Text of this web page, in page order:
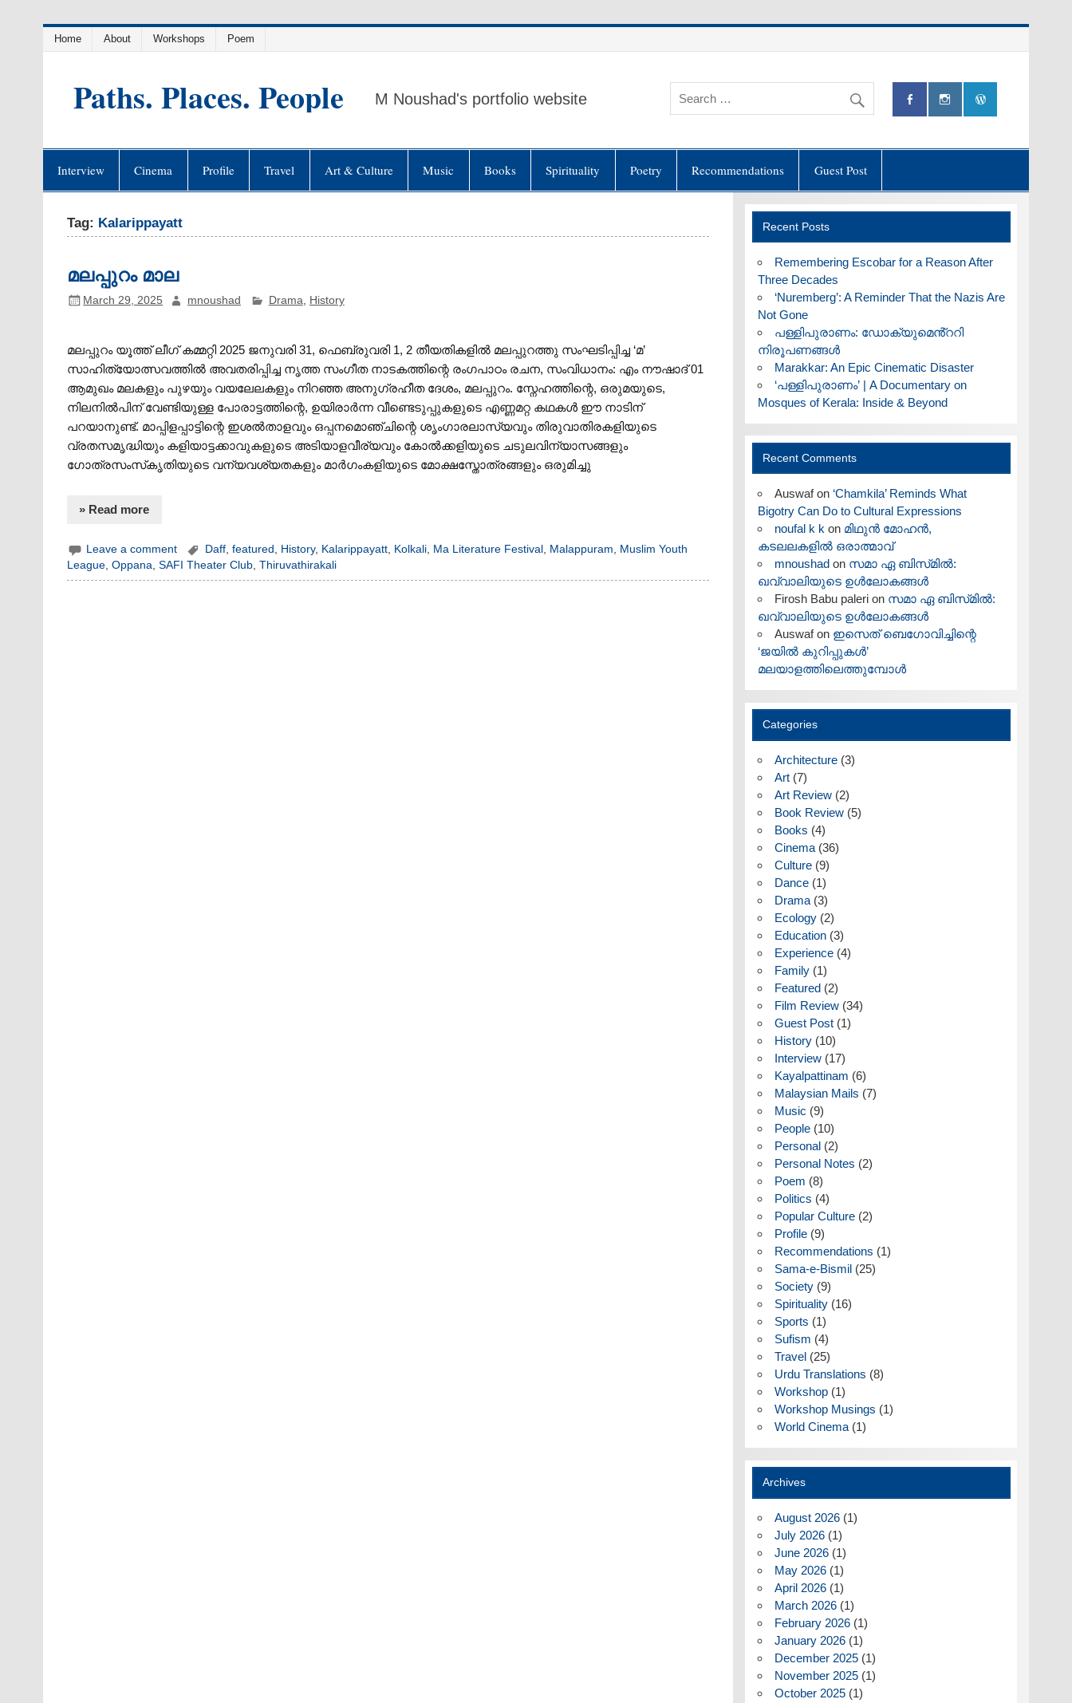
Home About Workshops Poem
Paths. Places. People M Noushad's portfolio website
Interview Cinema Profile Travel Art & Culture Music Books Spirituality Poetry Recommendations Guest Post
Tag: Kalarippayatt
മലപ്പുറം മാല
March 29, 2025 mnoushad Drama History
മലപ്പുറം യൂത്ത് ലീഗ് കമ്മറ്റി 2025 ജനുവരി 31, ഫെബ്രുവരി 1, 2 തീയതികളിൽ മലപ്പുറത്തു സംഘടിപ്പിച്ച ‘മ’
സാഹിത്യോത്സവത്തിൽ അവതരിപ്പിച്ച നൃത്ത സംഗീത നാടകത്തിന്റെ രംഗപാഠം രചന, സംവിധാനം: എം നൗഷാദ് 01
ആമുഖം മലകളും പുഴയും വയലേലകളും നിറഞ്ഞ അനുഗ്രഹീത ദേശം, മലപ്പുറം. സ്നേഹത്തിന്റെ, ഒരുമയുടെ,
നിലനിൽപിന് വേണ്ടിയുള്ള പോരാട്ടത്തിന്റെ, ഉയിരാർന്ന വീണ്ടെടുപ്പുകളുടെ എണ്ണമറ്റ കഥകൾ ഈ നാടിന്
പറയാനുണ്ട്. മാപ്പിളപ്പാട്ടിന്റെ ഇശൽതാളവും ഒപ്പനമൊഞ്ചിന്റെ ശൃംഗാരലാസ്യവും തിരുവാതിരകളിയുടെ
വ്രതസമൃദ്ധിയും കളിയാട്ടക്കാവുകളുടെ അടിയാളവീര്യവും കോൽക്കളിയുടെ ചടുലവിന്യാസങ്ങളും
ഗോത്രസംസ്‌കൃതിയുടെ വന്യവശ്യതകളും മാർഗംകളിയുടെ മോക്ഷസ്തോത്രങ്ങളും ഒരുമിച്ചു
» Read more
Leave a comment Daff, featured History, Kalarippayatt, Kolkali, Ma Literature Festival, Malappuram
Muslim Youth
League,Oppana,SAFI Theater Club,Thiruvathirakali
Recent Posts
​Remembering Escobar for a Reason After
Three Decades
‘Nuremberg’: A Reminder That the Nazis Are
Not Gone
പള്ളിപുരാണം: ഡോക്യുമെൻ്ററി
നിരൂപണങ്ങൾ
Marakkar: An Epic Cinematic Disaster
‘പള്ളിപുരാണം’ | A Documentary on
Mosques of Kerala: Inside & Beyond
Recent Comments
Auswafon ‘Chamkila’ Reminds What
Bigotry Can Do to Cultural Expressions
noufal k k on മിഥുൻ മോഹൻ,
കടലലകളിൽ ഒരാത്മാവ്
mnoushadon സമാ ഏ ബിസ്‌മിൽ:
ഖവ്വാലിയുടെ ഉൾലോകങ്ങൾ
Firosh Babu palerion സമാ ഏ ബിസ്‌മിൽ:
ഖവ്വാലിയുടെ ഉൾലോകങ്ങൾ
Auswafon ഇസെത് ബെഗോവിച്ചിന്റെ
‘ജയിൽ കുറിപ്പുകൾ’
മലയാളത്തിലെത്തുമ്പോൾ
Categories
Architecture(3)
Art(7)
Art Review(2)
Book Review(5)
Books (4)
Cinema(36)
Culture(9)
Dance(1)
Drama(3)
Ecology(2)
Education(3)
Experience(4)
Family(1)
Featured(2)
Film Review(34)
Guest Post(1)
History(10)
Interview(17)
Kayalpattinam (6)
Malaysian Mails (7)
Music (9)
People(10)
Personal(2)
Personal Notes (2)
Poem (8)
Politics (4)
Popular Culture(2)
Profile(9)
Recommendations (1)
Sama-e-Bismil(25)
Society(9)
Spirituality(16)
Sports (1)
Sufism (4)
Travel(25)
Urdu Translations (8)
Workshop(1)
Workshop Musings (1)
World Cinema(1)
Archives
August 2026(1)
July 2026(1)
June 2026(1)
May 2026(1)
April 2026(1)
March 2026(1)
February 2026(1)
January 2026(1)
December 2025(1)
November 2025(1)
October 2025(1)